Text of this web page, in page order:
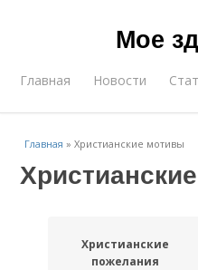
Мое
Главная Новости
Главная »Христианские мотивы
Христианские
пожелания